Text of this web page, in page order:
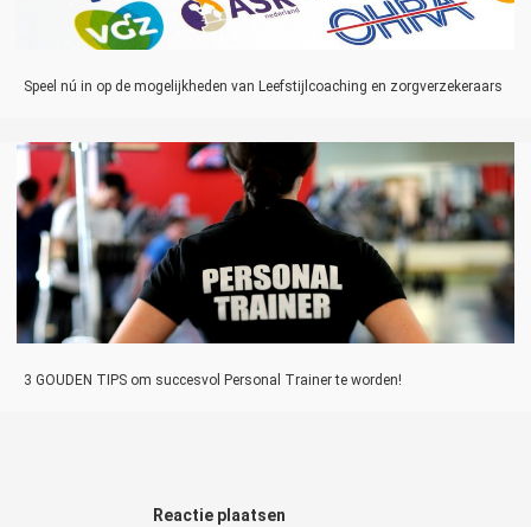
Speel nú in op de mogelijkheden van Leefstijlcoaching en zorgverzekeraars
3 GOUDEN TIPS om succesvol Personal Trainer te worden!
Reactie plaatsen